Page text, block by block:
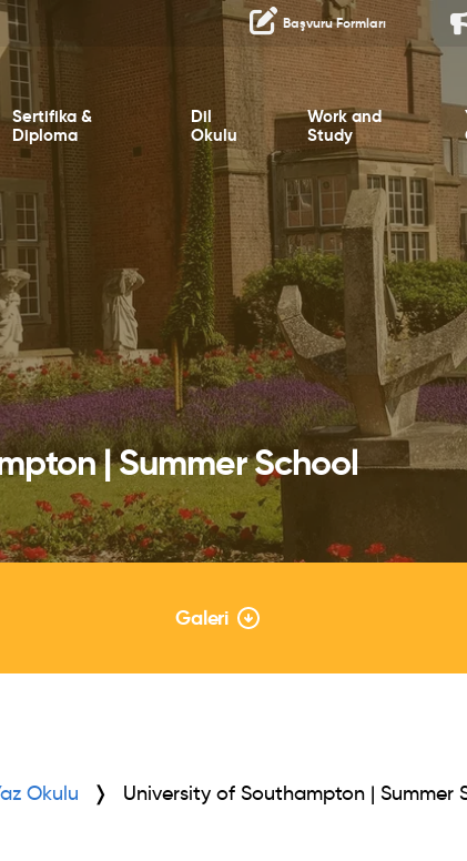
Başvuru Formları
Sertifika &
Diploma
Dil
Okulu
Work and
Study
| Summer School
Galeri
Okulu University of Southampton | Summer